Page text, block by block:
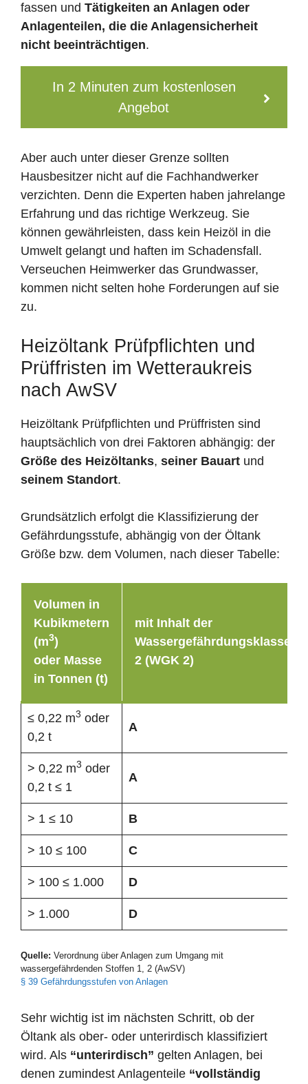
fassen und Tätigkeiten an Anlagen oder
Anlagenteilen, die die Anlagensicherheit
nicht beeinträchtigen.
In 2 Minuten zum kostenlosen
Angebot
Aber auch unter dieser Grenze sollten
Hausbesitzer nicht auf die Fachhandwerker
verzichten. Denn die Experten haben jahrelange
Erfahrung und das richtige Werkzeug. Sie
können gewährleisten, dass kein Heizöl in die
Umwelt gelangt und haften im Schadensfall.
Verseuchen Heimwerker das Grundwasser,
kommen nicht selten hohe Forderungen auf sie
zu.
Heizöltank Prüfpflichten und
Prüffristen im Wetteraukreis
nach AwSV
Heizöltank Prüfpflichten und Prüffristen sind
hauptsächlich von drei Faktoren abhängig: der
Größe des Heizöltanks, seiner Bauart und
seinem Standort.
Grundsätzlich erfolgt die Klassifizierung der
Gefährdungsstufe, abhängig von der Öltank
Größe bzw. dem Volumen, nach dieser Tabelle:
Volumen in
Kubikmetern
(m3)
oder Masse
in Tonnen (t)
mit Inhalt der
Wassergefährdungsklasse
2 (WGK 2)
≤ 0,22 m3 oder
0,2 t
A
> 0,22 m3 oder
0,2 t ≤ 1
A
> 1 ≤ 10 B
> 10 ≤ 100 C
> 100 ≤ 1.000 D
> 1.000 D
Quelle: Verordnung über Anlagen zum Umgang mit
wassergefährdenden Stoffen 1, 2 (AwSV)
§ 39 Gefährdungsstufen von Anlagen
Sehr wichtig ist im nächsten Schritt, ob der
Öltank als ober- oder unterirdisch klassifiziert
wird. Als “unterirdisch” gelten Anlagen, bei
denen zumindest Anlagenteile “vollständig